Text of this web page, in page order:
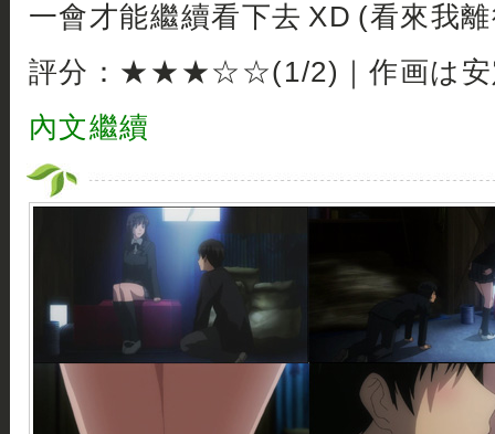
一會才能繼續看下去 XD (看來我
評分：★★★☆☆(1/2)｜作画は安
內文繼續